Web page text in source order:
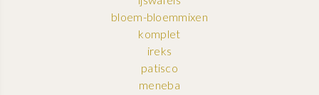
bloem-bloemmixen
komplet
ireks
patisco
meneba